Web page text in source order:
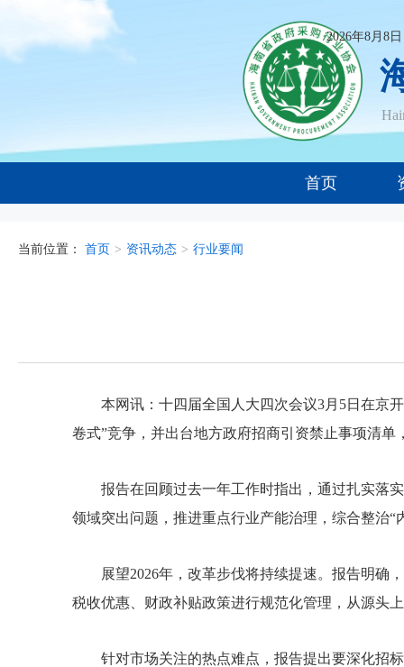
2026年8月8
首页
当前位置： 首页 > 资讯动态 > 行业要闻
本网讯：十四届全国人大四次会议3月5日在京
卷式”竞争，并出台地方政府招商引资禁止事项清
报告在回顾过去一年工作时指出，通过扎实落
领域突出问题，推进重点行业产能治理，综合整治“
展望2026年，改革步伐将持续提速。报告明确
税收优惠、财政补贴政策进行规范化管理，从源头
针对市场关注的热点难点，报告提出要深化招